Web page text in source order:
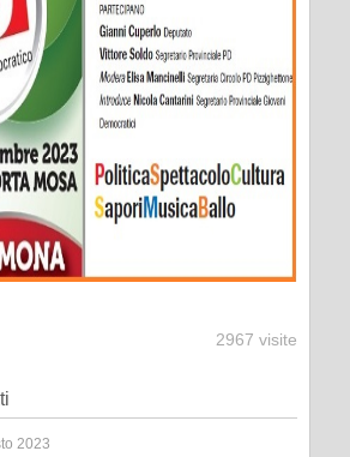
2967 visite
2023